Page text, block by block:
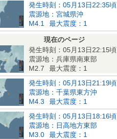
発生時刻：05月13日22:35頃
震源地：宮城県沖
M4.1
最大震度：1
現在のページ
発生時刻：05月13日22:15頃
震源地：兵庫県南東部
M2.7
最大震度：1
発生時刻：05月13日21:19頃
震源地：千葉県東方沖
M4.3
最大震度：1
発生時刻：05月13日18:16頃
震源地：日高地方東部
M3.0
最大震度：1